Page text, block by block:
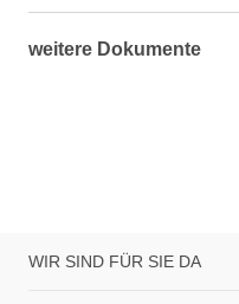
weitere Dokumente
WIR SIND FÜR SIE DA